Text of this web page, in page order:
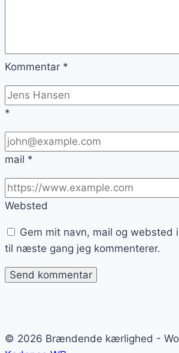
Kommentar *
*
mail *
Websted
Gem mit navn, mail og websted
til næste gang jeg kommenterer.
© 2026 Brændende kærlighed -